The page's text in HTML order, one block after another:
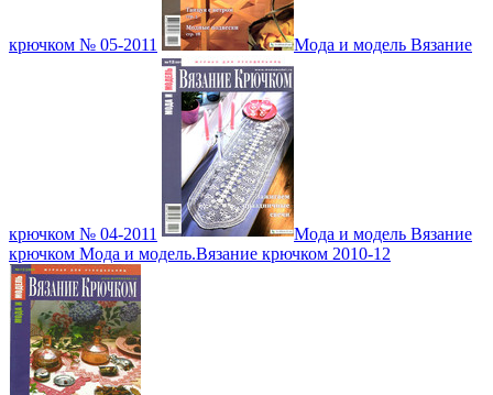
крючком № 05-2011 Мода и модель Вязание
крючком № 04-2011
Мода и модель Вязание
крючком Мода и модель.Вязание крючком 2010-12